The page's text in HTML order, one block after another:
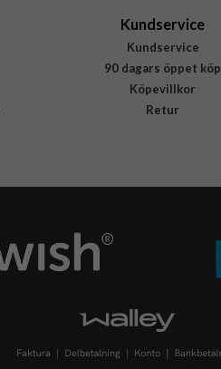
Kundservice
Kundservice
90 dagars öppet köp
Köpevillkor
Retur